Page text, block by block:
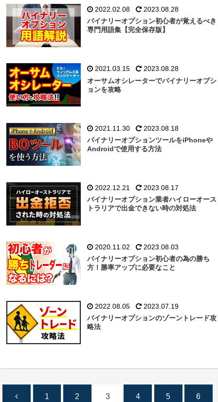
2022.02.08
2023.08.28
バイナリーオプション初心者が覚えるべき
専門用語集【完全保存版】
2021.03.15
2023.08.28
オーサムオシレーターでバイナリーオプシ
ョンを攻略
2021.11.30
2023.08.18
バイナリーオプションツールをiPhoneや
Androidで使用する方法
2022.12.21
2023.08.17
バイナリーオプション業者ハイローオース
トラリアで出金できない時の対処法
2020.11.02
2023.08.03
バイナリーオプション初心者の為の勝ち
方！勝率アップに必要なこと
2022.08.05
2023.07.19
バイナリーオプションのゾーントレード攻
略法
1 2 3 4 5 6